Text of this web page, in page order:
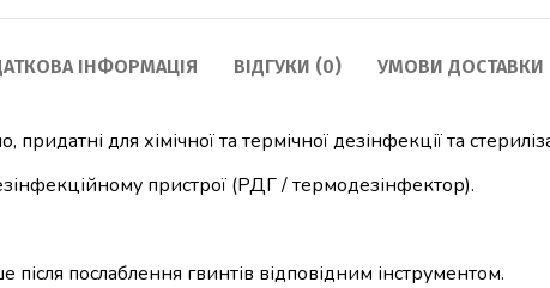
ІНФОРМАЦІЯ ВІДГУКИ (0) УМОВИ ДОСТАВКИ
для хімічної та термічної дезінфекції та
пристрої (РДГ / термодезінфектор).
послаблення гвинтів відповідним інструментом.